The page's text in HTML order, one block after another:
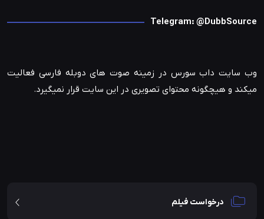
Telegram: @DubbSource
وب سایت داب سورس در زمینه صوت های دوبله فارسی فعالیت
میکند و هیچگونه محتوای تصویری در این سایت قرار نمیگیرد.
درخواست فیلم